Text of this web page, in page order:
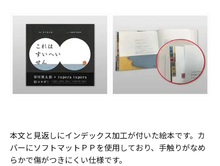
本文と見返しにインデックス加工が付いた絵本です。カ
バーにソフトマットＰＰを使用しており、手触りがなめ
らかで傷がつきにくい仕様です。